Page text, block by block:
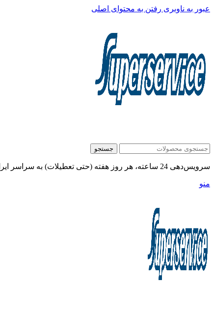
عبور به ناوبری رفتن به محتوای اصلی
جستجو
سرویس‌دهی 24 ساعته، هر روز هفته (حتی تعطیلات) به سراسر ایران:
منو